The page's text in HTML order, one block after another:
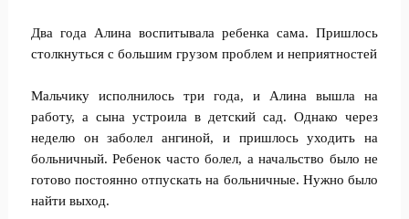
Два года Алина воспитывала ребенка сама. Пришлось
столкнуться с большим грузом проблем и неприятностей
Мальчику исполнилось три года, и Алина вышла на
работу, а сына устроила в детский сад. Однако через
неделю он заболел ангиной, и пришлось уходить на
больничный. Ребенок часто болел, а начальство было не
готово постоянно отпускать на больничные. Нужно было
найти выход.